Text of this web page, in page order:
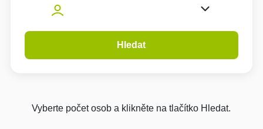
Hledat
Vyberte počet osob a klikněte na tlačítko Hledat.